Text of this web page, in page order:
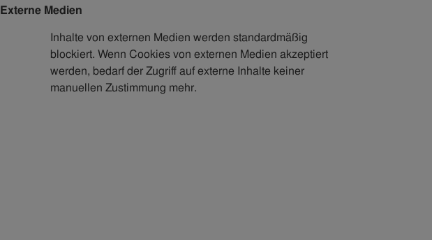
Externe Medien
Inhalte von externen Medien werden standardmäßig
blockiert. Wenn Cookies von externen Medien akzeptiert
werden, bedarf der Zugriff auf externe Inhalte keiner
manuellen Zustimmung mehr.